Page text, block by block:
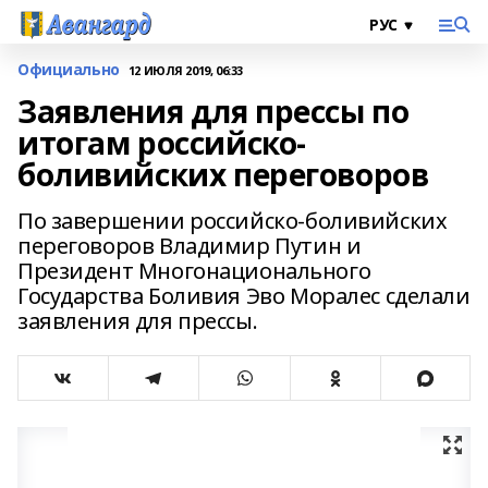
Официально 12 ИЮЛЯ 2019, 06:33
Заявления для прессы по
итогам российско-
боливийских переговоров
По завершении российско-боливийских
переговоров Владимир Путин и
Президент Многонационального
Государства Боливия Эво Моралес сделали
заявления для прессы.